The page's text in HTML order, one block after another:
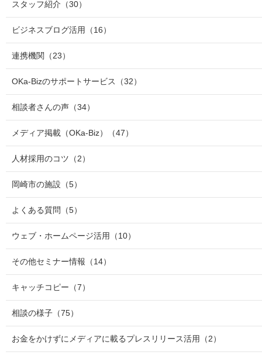
スタッフ紹介 （30）
ビジネスブログ活用 （16）
連携機関 （23）
OKa-Bizのサポートサービス （32）
相談者さんの声 （34）
メディア掲載（OKa-Biz） （47）
人材採用のコツ （2）
岡崎市の施設 （5）
よくある質問 （5）
ウェブ・ホームページ活用 （10）
その他セミナー情報 （14）
キャッチコピー （7）
相談の様子 （75）
お金をかけずにメディアに載るプレスリリース活用 （2）